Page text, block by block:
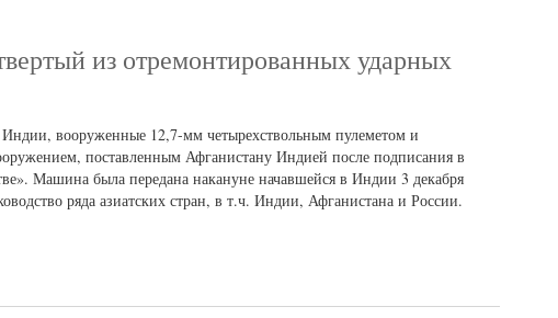
из отремонтированных ударных
вооруженные 12,7-мм четырехствольным пулеметом и
поставленным Афганистану Индией после подписания в
Машина была передана накануне начавшейся в Индии 3 декабря
ряда азиатских стран, в т.ч. Индии, Афганистана и России.